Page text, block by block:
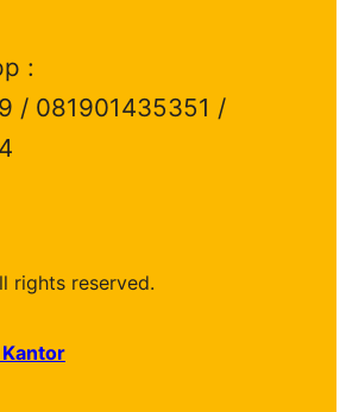
:
/ 081901435351 /
rights reserved.
Kantor